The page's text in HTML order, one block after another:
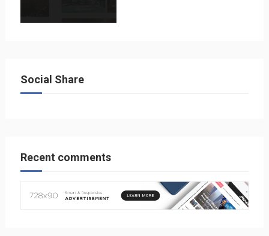
Social Share
Recent comments